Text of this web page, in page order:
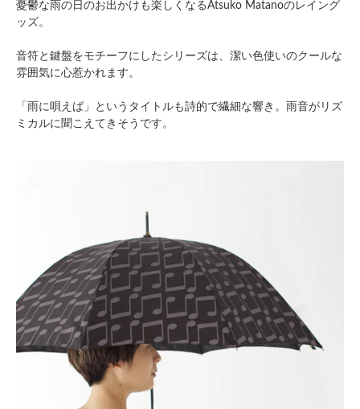
憂鬱な雨の日のお出かけも楽しくなるAtsuko Matanoのレイング
ッズ。
音符と鍵盤をモチーフにしたシリーズは、潔い色使いのクールな
雰囲気に心惹かれます。
「雨に唄えば」というタイトルも詩的で繊細な響き。雨音がリズ
ミカルに聞こえてきそうです。